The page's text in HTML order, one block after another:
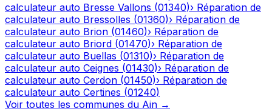
calculateur auto Bresse Vallons (01340)› Réparation de
calculateur auto Bressolles (01360)› Réparation de
calculateur auto Brion (01460)› Réparation de
calculateur auto Briord (01470)› Réparation de
calculateur auto Buellas (01310)› Réparation de
calculateur auto Ceignes (01430)› Réparation de
calculateur auto Cerdon (01450)› Réparation de
calculateur auto Certines (01240)
Voir toutes les communes du Ain →